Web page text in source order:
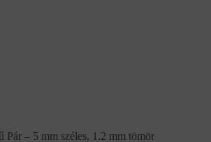
Pár – 5 mm széles, 1.2 mm tömör